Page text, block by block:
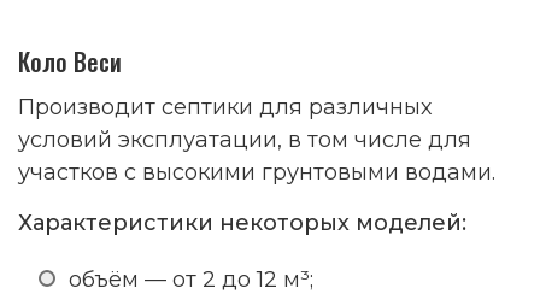
Коло Веси
Производит септики для различных
условий эксплуатации, в том числе для
участков с высокими грунтовыми водами.
Характеристики некоторых моделей:
объём — от 2 до 12 м³;